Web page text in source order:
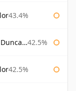
43.4%
Taylor 42.5%
42.5%